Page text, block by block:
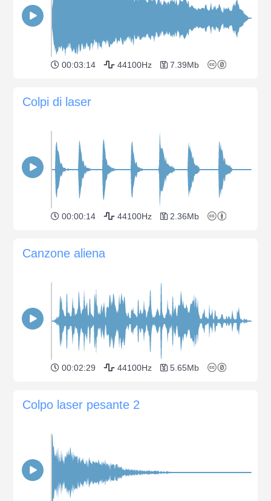
00:03:14 44100Hz 7.39Mb
Colpi di laser
00:00:14 44100Hz 2.36Mb
Canzone aliena
00:02:29 44100Hz 5.65Mb
Colpo laser pesante 2